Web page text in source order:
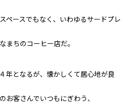
ペースでもなく、いわゆるサードプレ
まちのコーヒー店だ。
年となるが、懐かしくて居心地が良
お客さんでいつもにぎわう、